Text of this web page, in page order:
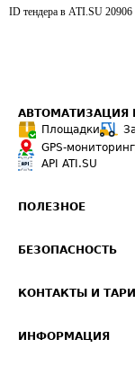
ID тендера в ATI.SU 20906
АВТОМАТИЗАЦИЯ
Площадки
GPS-мониторинг
API ATI.SU
ПОЛЕЗНОЕ
Звезды ATI.SU на вашем
Средние ставки
БЕЗОПАСНОСТЬ
Светофор+
КОНТАКТЫ И
ИНФОРМАЦИЯ